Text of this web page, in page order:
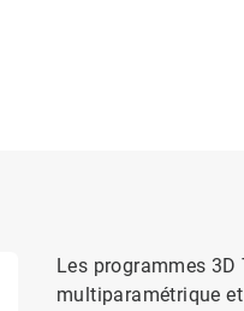
Les programmes
multiparamétrique